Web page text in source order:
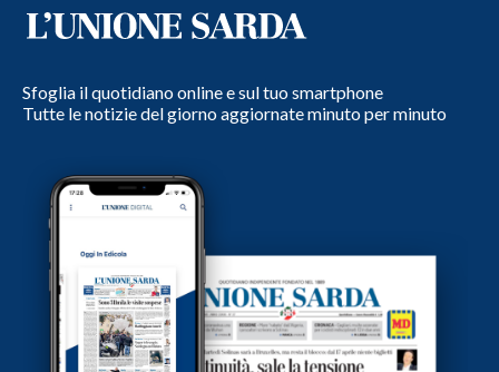
Sfoglia il quotidiano online e sul tuo smartphone
Tutte le notizie del giorno aggiornate minuto per minuto